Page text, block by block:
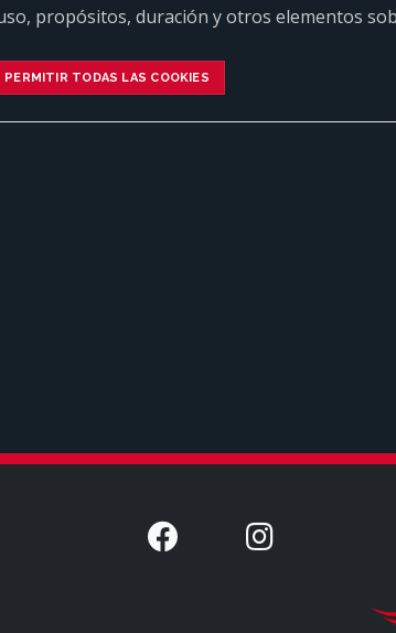
propósitos, duración y otros elementos
PERMITIR TODAS LAS COOKIES